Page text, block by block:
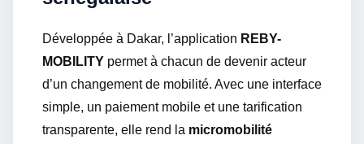
Développée à Dakar, l’application REBY-
MOBILITY permet à chacun de devenir acteur
d’un changement de mobilité. Avec une interface
simple, un paiement mobile et une tarification
transparente, elle rend la micromobilité